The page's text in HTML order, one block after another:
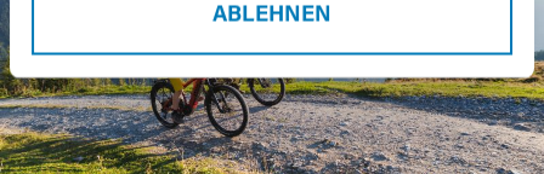
ABLEHNEN